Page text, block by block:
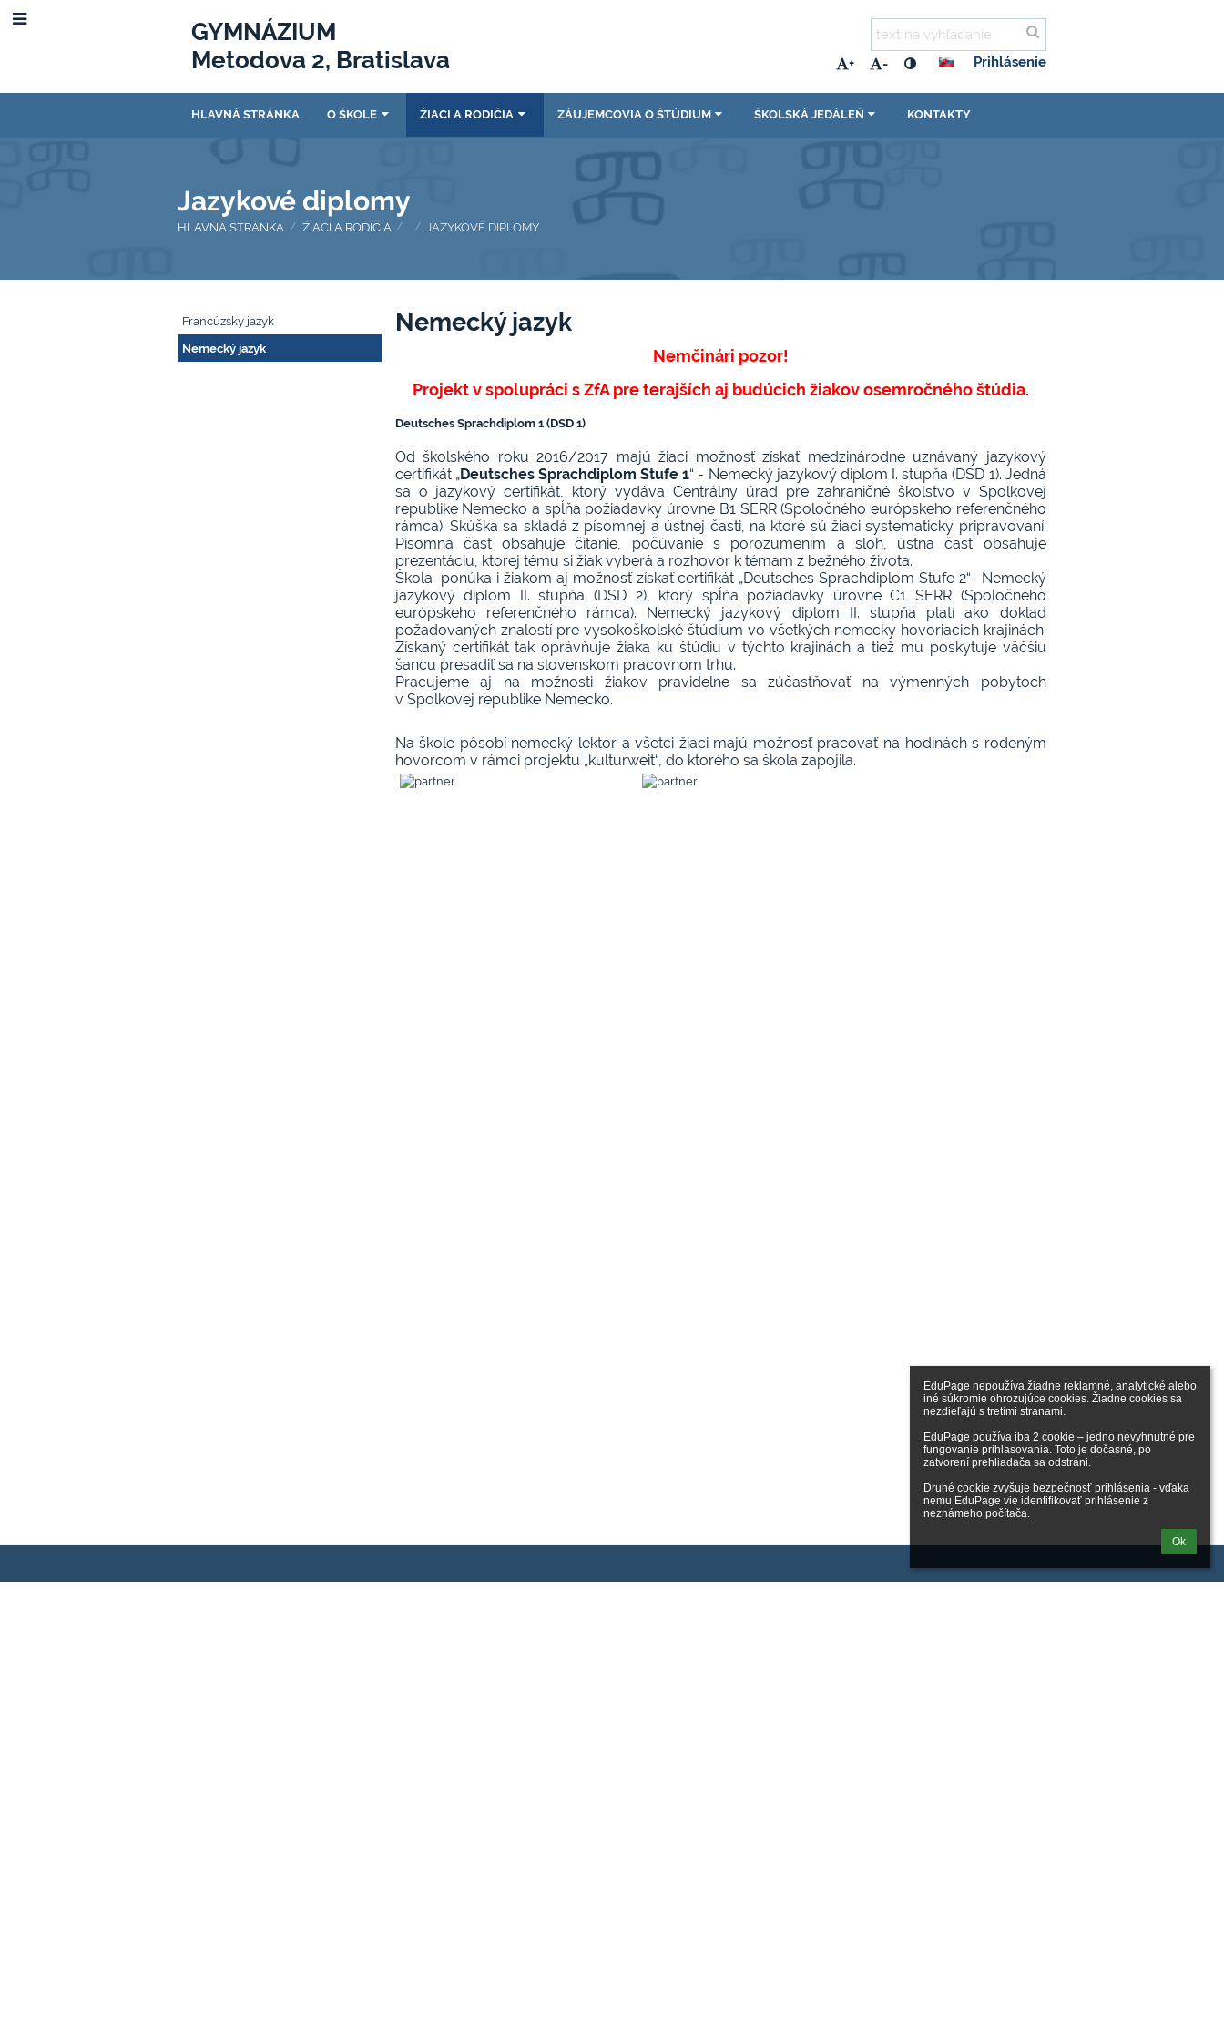
EduPage nepoužíva žiadne reklamné, analytické alebo
iné súkromie ohrozujúce cookies. Žiadne cookies sa
nezdieľajú s tretími stranami.
EduPage používa iba 2 cookie – jedno nevyhnutné pre
fungovanie prihlasovania. Toto je dočasné, po
zatvorení prehliadača sa odstráni.
Druhé cookie zvyšuje bezpečnosť prihlásenia - vďaka
nemu EduPage vie identifikovať prihlásenie z
neznámeho počítača.
Ok
GYMNÁZIUM
Metodova 2, Bratislava
+ - Prihlásenie
HLAVNÁ STRÁNKA O ŠKOLE ŽIACI A RODIČIA ZÁUJEMCOVIA O ŠTÚDIUM ŠKOLSKÁ JEDÁLEŇ KONTAKTY
Jazykové diplomy
HLAVNÁ STRÁNKA / ŽIACI A RODIČIA / / JAZYKOVÉ DIPLOMY
Jazykové
diplomy
Francúzsky jazyk
Nemecký jazyk
Nemecký jazyk
Nemčinári pozor!
Projekt v spolupráci s ZfA pre terajších aj budúcich žiakov osemročného štúdia.
Deutsches Sprachdiplom 1 (DSD 1)
Od školského roku 2016/2017 majú žiaci možnosť získať medzinárodne uznávaný jazykový
certifikát „Deutsches Sprachdiplom Stufe 1“ - Nemecký jazykový diplom I. stupňa (DSD 1). Jedná
sa o jazykový certifikát, ktorý vydáva Centrálny úrad pre zahraničné školstvo v Spolkovej
republike Nemecko a spĺňa požiadavky úrovne B1 SERR (Spoločného európskeho referenčného
rámca). Skúška sa skladá z písomnej a ústnej časti, na ktoré sú žiaci systematicky pripravovaní.
Písomná časť obsahuje čítanie, počúvanie s porozumením a sloh, ústna časť obsahuje
prezentáciu, ktorej tému si žiak vyberá a rozhovor k témam z bežného života.
Škola ponúka i žiakom aj možnosť získať certifikát „Deutsches Sprachdiplom Stufe 2“- Nemecký
jazykový diplom II. stupňa (DSD 2), ktorý spĺňa požiadavky úrovne C1 SERR (Spoločného
európskeho referenčného rámca). Nemecký jazykový diplom II. stupňa platí ako doklad
požadovaných znalostí pre vysokoškolské štúdium vo všetkých nemecky hovoriacich krajinách.
Získaný certifikát tak oprávňuje žiaka ku štúdiu v týchto krajinách a tiež mu poskytuje väčšiu
šancu presadiť sa na slovenskom pracovnom trhu.
Pracujeme aj na možnosti žiakov pravidelne sa zúčastňovať na výmenných pobytoch
v Spolkovej republike Nemecko.
Na škole pôsobí nemecký lektor a všetci žiaci majú možnosť pracovať na hodinách s rodeným
hovorcom v rámci projektu „kulturweit“, do ktorého sa škola zapojila.